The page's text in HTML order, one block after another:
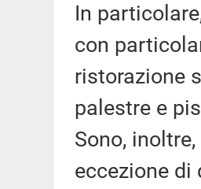
In
con
ristorazione
palestre e
Sono,
eccezione